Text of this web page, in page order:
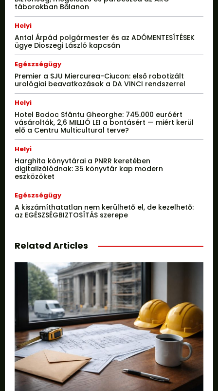
táborokban Bălanon
Helyi
Antal Árpád polgármester és az ADÓMENTESÍTÉSEK
ügye Dioszegi László kapcsán
Egészségügy
Premier a SJU Miercurea-Ciucon: első robotizált
urológiai beavatkozások a DA VINCI rendszerrel
Helyi
Hotel Bodoc Sfântu Gheorghe: 745.000 euróért
vásárolták, 2,6 MILLIÓ LEI a bontásért — miért kerül
elő a Centru Multicultural terve?
Helyi
Harghita könyvtárai a PNRR keretében
digitalizálódnak: 35 könyvtár kap modern
eszközöket
Egészségügy
A kiszámíthatatlan nem kerülhető el, de kezelhető:
az EGÉSZSÉGBIZTOSÍTÁS szerepe
Related Articles